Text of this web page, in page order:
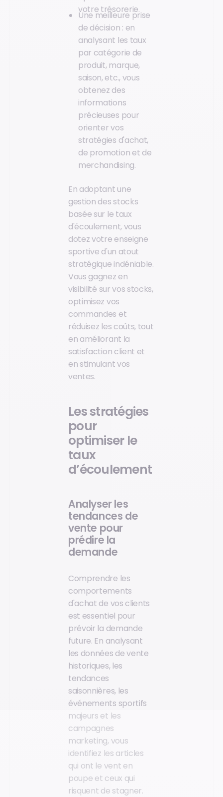
votre trésorerie.
Une meilleure prise
de décision : en
analysant les taux
par catégorie de
produit, marque,
saison, etc., vous
obtenez des
informations
précieuses pour
orienter vos
stratégies d'achat,
de promotion et de
merchandising.
En adoptant une
gestion des stocks
basée sur le taux
d'écoulement, vous
dotez votre enseigne
sportive d'un atout
stratégique indéniable.
Vous gagnez en
visibilité sur vos stocks,
optimisez vos
commandes et
réduisez les coûts, tout
en améliorant la
satisfaction client et
en stimulant vos
ventes.
Les stratégies
pour
optimiser le
taux
d’écoulement
Analyser les
tendances de
vente pour
prédire la
demande
Comprendre les
comportements
d'achat de vos clients
est essentiel pour
prévoir la demande
future. En analysant
les données de vente
historiques, les
tendances
saisonnières, les
événements sportifs
majeurs et les
campagnes
marketing, vous
identifiez les articles
qui ont le vent en
poupe et ceux qui
risquent de stagner.